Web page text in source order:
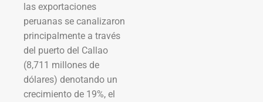
las exportaciones
peruanas se canalizaron
principalmente a través
del puerto del Callao
(8,711 millones de
dólares) denotando un
crecimiento de 19%, el